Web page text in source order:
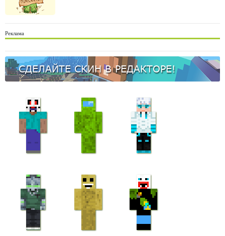
Реклама
СДЕЛАЙТЕ СКИН В РЕДАКТОРЕ!